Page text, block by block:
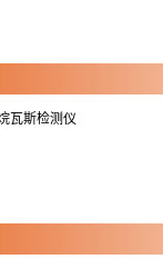
瓦斯检测仪